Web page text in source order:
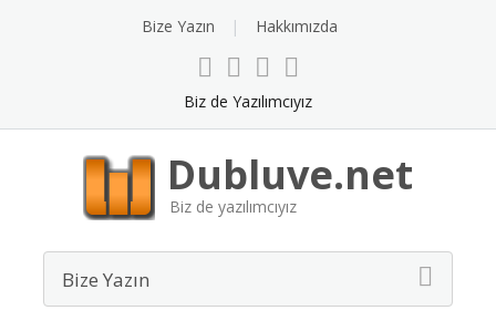
Bize Yazın Hakkımızda
Biz de Yazılımcıyız
Dubluve.net
Biz de yazılımcıyız